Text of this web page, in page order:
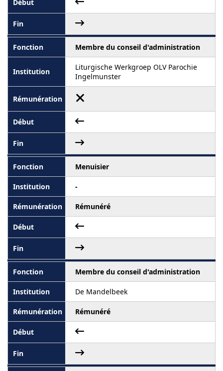
Membre du conseil d'administration
Liturgische Werkgroep OLV Parochie
Ingelmunster
Menuisier
-
Rémunéré
Membre du conseil d'administration
De Mandelbeek
Rémunéré